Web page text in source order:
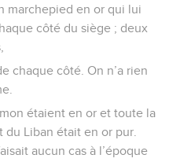
marchepied en or qui lui
côté du siège ; deux
chaque côté. On n’a rien
étaient en or et toute la
Liban était en or pur.
aucun cas à l’époque